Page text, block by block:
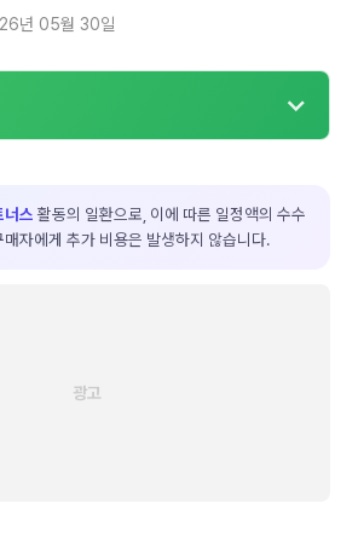
년 05월 30일
너스 활동의 일환으로, 이에 따른 일정액의 수수
자에게 추가 비용은 발생하지 않습니다.